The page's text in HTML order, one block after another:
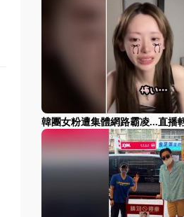
韓團女粉遭集體網路霸凌...直播